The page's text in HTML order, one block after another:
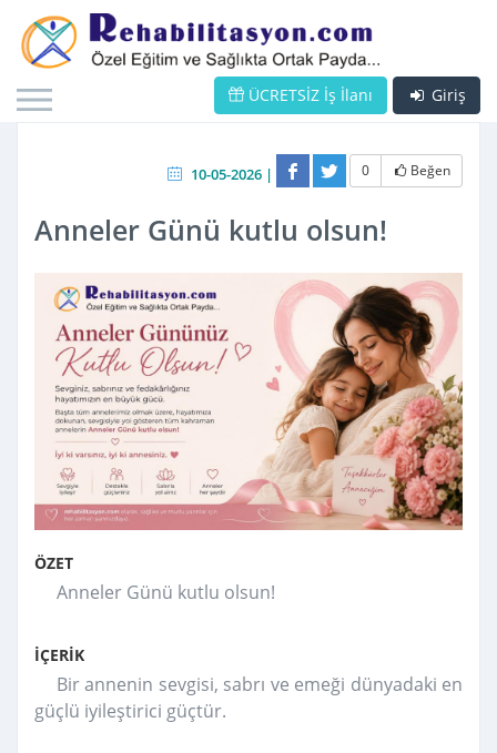
Giriş
ÜCRETSİZ İş İlanı
10-05-2026 | 0 Beğen
Anneler Günü kutlu olsun!
ÖZET
Anneler Günü kutlu olsun!
İÇERİK
Bir annenin sevgisi, sabrı ve emeği dünyadaki en
güçlü iyileştirici güçtür.